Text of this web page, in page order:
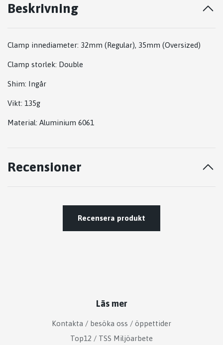
Beskrivning
Clamp innediameter: 32mm (Regular), 35mm (Oversized)
Clamp storlek: Double
Shim: Ingår
Vikt: 135g
Material: Aluminium 6061
Recensioner
Recensera produkt
Läs mer
Kontakta / besöka oss / öppettider
Top12 / TSS Miljöarbete